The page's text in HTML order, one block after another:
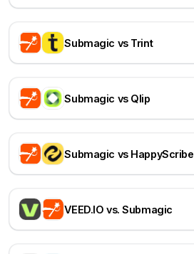
Submagic vs Trint
Submagic vs Qlip
Submagic vs HappyScribe
VEED.IO vs. Submagic